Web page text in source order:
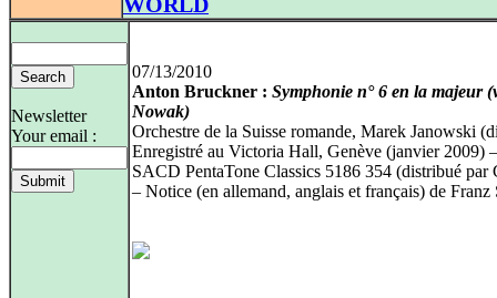
Newsletter
Your email :
07/13/2010
Anton Bruckner : Symphonie n° 6 en la majeur
Nowak)
Orchestre de la Suisse romande, Marek Janowski
Enregistré au Victoria Hall, Genève (janvier 2009)
SACD PentaTone Classics 5186 354 (distribué par
– Notice (en allemand, anglais et français) de Franz